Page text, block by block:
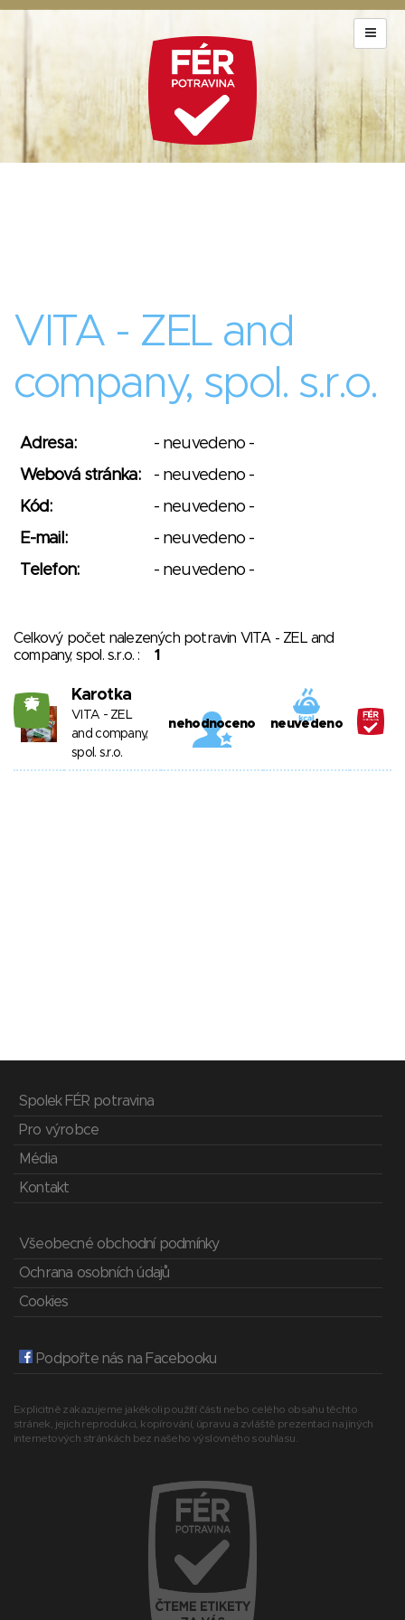
VITA - ZEL and
company, spol. s.r.o.
Adresa:
- neuvedeno -
Webová stránka:
- neuvedeno -
Kód:
- neuvedeno -
E-mail:
- neuvedeno -
Telefon:
- neuvedeno -
Celkový počet nalezených potravin VITA - ZEL and
company, spol. s.r.o. :1
25 Karotka
VITA - ZEL
and company,
spol. s.r.o.
nehodnoceno neuvedeno
Spolek FÉR potravina
Pro výrobce
Média
Kontakt
Všeobecné obchodní podmínky
Ochrana osobních údajů
Cookies
Podpořte nás na Facebooku
Explicitně zakazujeme jakékoli použití části nebo celého obsahu těchto
stránek, jejich reprodukci, kopírování, úpravu a zvláště prezentaci na jiných
internetových stránkách bez našeho výslovného souhlasu.